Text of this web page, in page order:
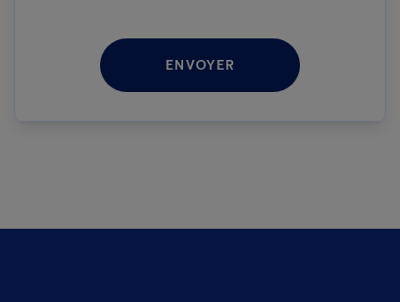
ENVOYER